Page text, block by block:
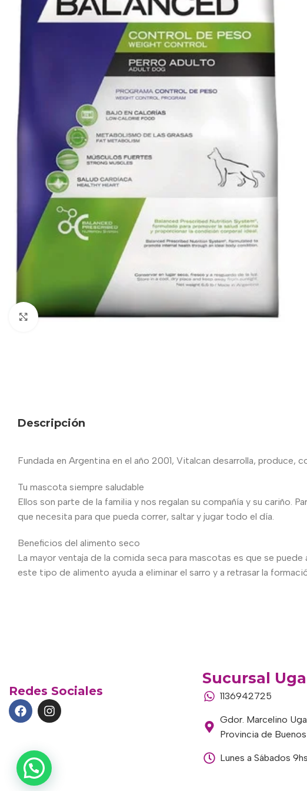
Haga clic para ampliar
Descripción
Fundada en Argentina en el año 2001, Vitalcan desarrolla, produce,
Tu mascota siempre saludable
Ellos son parte de la familia y nos regalan su compañía y su cariño.
que necesita para que pueda correr, saltar y jugar todo el día.
Beneficios del alimento seco
La mayor ventaja de la comida seca para mascotas es que se
este tipo de alimento ayuda a eliminar el sarro y a retrasar la
Redes Sociales
Sucursal
1136942725
Gdor. Marcelino
Provincia de
Lunes a Sábados